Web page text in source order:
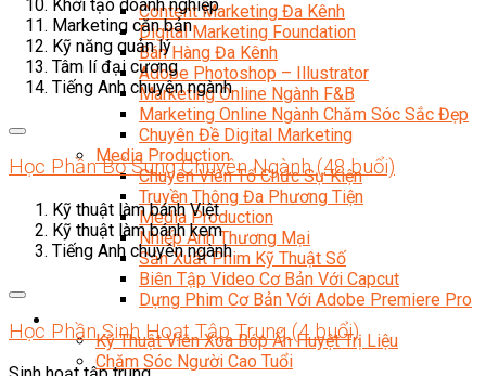
Content Marketing Đa Kênh
Digital Marketing Foundation
Bán Hàng Đa Kênh
Adobe Photoshop – Illustrator
Marketing Online Ngành F&B
Marketing Online Ngành Chăm Sóc Sắc Đẹp
Chuyên Đề Digital Marketing
Media Production
Chuyên Viên Tổ Chức Sự Kiện
Truyền Thông Đa Phương Tiện
Media Production
Nhiếp Ảnh Thương Mại
Sản Xuất Phim Kỹ Thuật Số
Biên Tập Video Cơ Bản Với Capcut
Dựng Phim Cơ Bản Với Adobe Premiere Pro
Sức Khỏe
Kỹ Thuật Viên Xoa Bóp Ấn Huyệt Trị Liệu
Chăm Sóc Người Cao Tuổi
Khởi tạo doanh nghiệp
Marketing căn bản
Kỹ năng quản lý
Tâm lí đại cương
Tiếng Anh chuyên ngành
Học Phần Bổ Sung Chuyên Ngành (48 buổi)
Kỹ thuật làm bánh Việt
Kỹ thuật làm bánh kem
Tiếng Anh chuyên ngành
Học Phần Sinh Hoạt Tập Trung (4 buổi)